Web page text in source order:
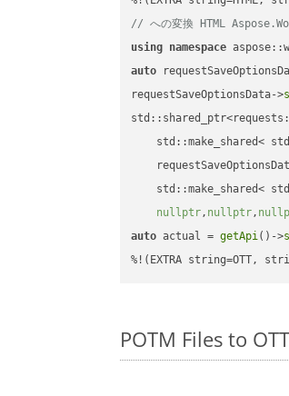
// への変換 HTML
using namespace
auto
requestSaveOptionsData->
std::make_shared<
std::make_shared<
nullptr, nullptr,
auto actual = getApi()->
%!(EXTRA string=OTT,
POTM Files to